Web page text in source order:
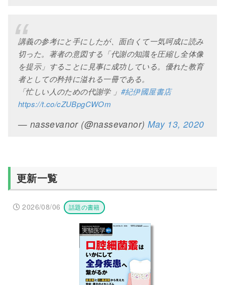
講義の参考にと手にしたが、面白くて一気呵成に読み
切った。著者の意図する「代謝の知識を圧縮し全体像
を提示」することに見事に成功している。優れた教育
者としての矜持に溢れる一冊である。
「忙しい人のための代謝学 」 #紀伊國屋書店
https://t.co/cZUBpgCWOm
— nassevanor (@nassevanor) May 13, 2020
更新一覧
2026/08/06 話題の書籍